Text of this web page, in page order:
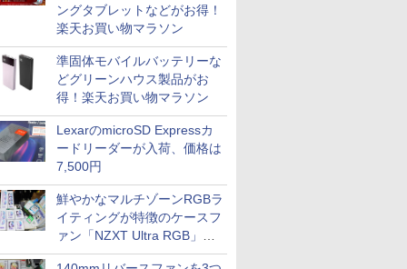
ングタブレットなどがお得！
楽天お買い物マラソン
準固体モバイルバッテリーな
どグリーンハウス製品がお
得！楽天お買い物マラソン
LexarのmicroSD Expressカ
ードリーダーが入荷、価格は
7,500円
鮮やかなマルチゾーンRGBラ
イティングが特徴のケースフ
ァン「NZXT Ultra RGB」が
発売、計8製品